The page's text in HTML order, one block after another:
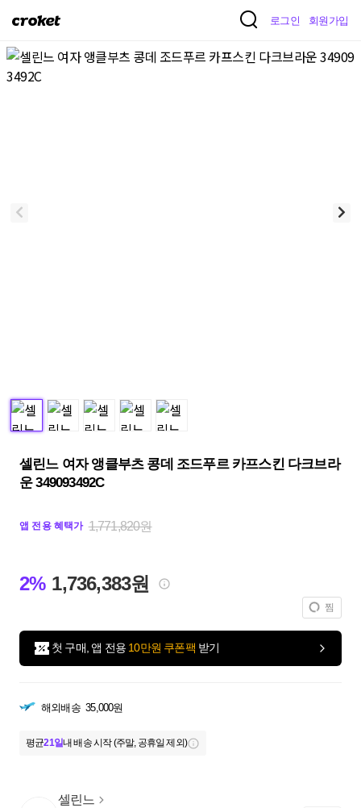
크
켓
로그인 회원가입
셀린느 여자 앵클부츠 콩데 조드푸르 카프스킨 다크브라
운 349093492C
앱 전용 혜택가 1,771,820원
2% 1,736,383원
찜
첫 구매, 앱 전용 10만원 쿠폰팩 받기
해외배송 35,000원
평균21일내 배송 시작 (주말, 공휴일 제외)
셀린느